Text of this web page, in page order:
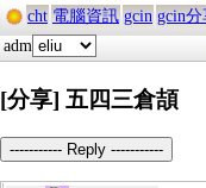
cht 電腦資訊 gcin gcin分
adm
[分享] 五四三倉頡
----------- Reply -----------